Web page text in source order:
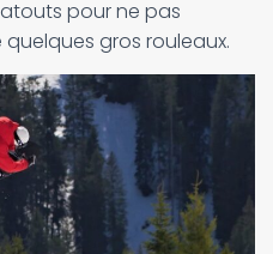
pour ne pas
gros rouleaux.